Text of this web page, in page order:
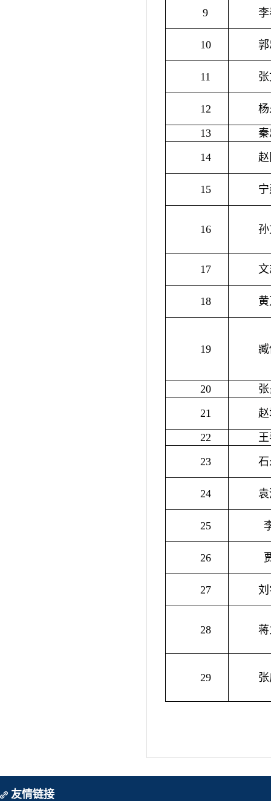
9
10
11
12
13
14
15
16
17
18
19
20
21
22
23
24
25
26
27
28
29
友情链接